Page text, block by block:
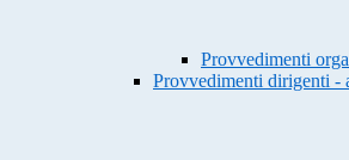
Provvedimenti
Provvedimenti dirigenti -